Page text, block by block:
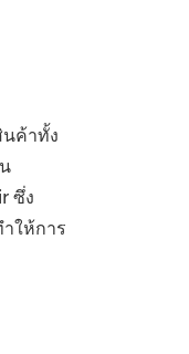
ค้าทั้ง
ซึ่ง
ให้การ